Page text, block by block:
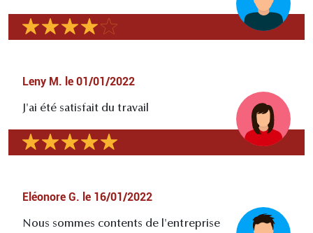
Leny M. le 01/01/2022
J'ai été satisfait du travail
Eléonore G. le 16/01/2022
Nous sommes contents de l'entreprise